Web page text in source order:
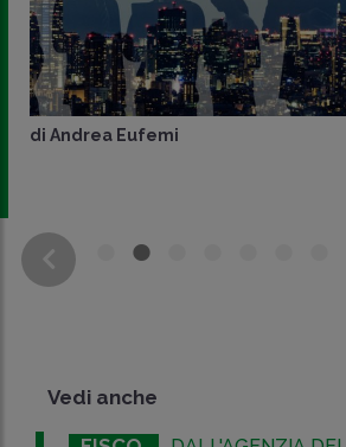
di Andrea Eufemi
Vedi anche